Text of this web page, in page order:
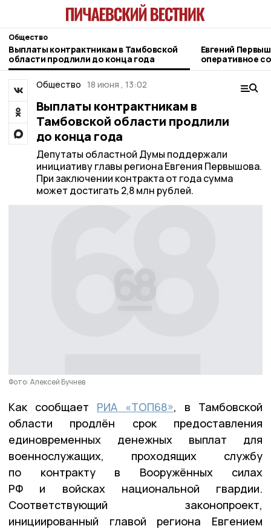
Общество
Выплаты контрактникам в Тамбовской
области продлили до конца года
Евгений
оперативное
11 августа
Общество 18 июня , 13:02
Выплаты контрактникам в
Тамбовской области продлили
до конца года
Депутаты областной Думы поддержали
инициативу главы региона Евгения Первышова.
При заключении контракта от года сумма
может достигать 2,8 млн рублей.
Фото: Алексей Бучнев
Как сообщает РИА «ТОП68», в Тамбовской
области продлён срок предоставления
единовременных денежных выплат для
военнослужащих, проходящих службу
по контракту в Вооружённых силах
РФ и войсках национальной гвардии.
Соответствующий законопроект,
инициированный главой региона Евгением